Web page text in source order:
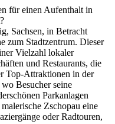
für einen Aufenthalt in
Sachsen, in Betracht
zum Stadtzentrum. Dieser
Vielzahl lokaler
und Restaurants, die
Top-Attraktionen in der
Besucher seine
Parkanlagen
Zschopau eine
oder Radtouren,